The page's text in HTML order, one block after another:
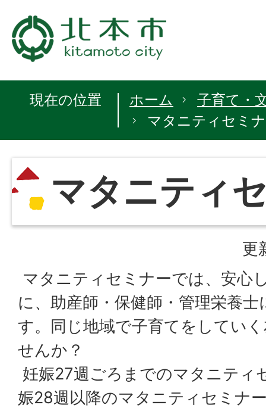
現在の位置 ホーム
子育て・
マタニティセミ
マタニティ
更
マタニティセミナーでは、安心
に、助産師・保健師・管理栄養
す。同じ地域で子育てをしてい
せんか？
妊娠27週ごろまでのマタニティ
娠28週以降のマタニティセミナ